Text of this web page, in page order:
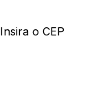
Insira o CEP